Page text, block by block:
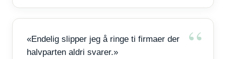
«Endelig slipper jeg å ringe ti firmaer der
halvparten aldri svarer.»